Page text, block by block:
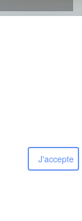
J'accepte